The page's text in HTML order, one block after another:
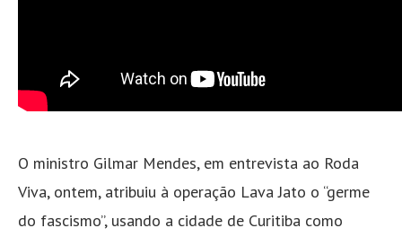
O ministro Gilmar Mendes, em entrevista ao Roda
Viva, ontem, atribuiu à operação Lava Jato o “germe
do fascismo”, usando a cidade de Curitiba como